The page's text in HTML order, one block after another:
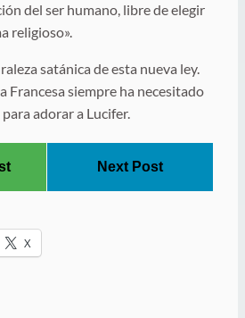
del ser humano, libre de elegir
religioso».
satánica de esta nueva ley.
Francesa siempre ha necesitado
adorar a Lucifer.
Next Post
X